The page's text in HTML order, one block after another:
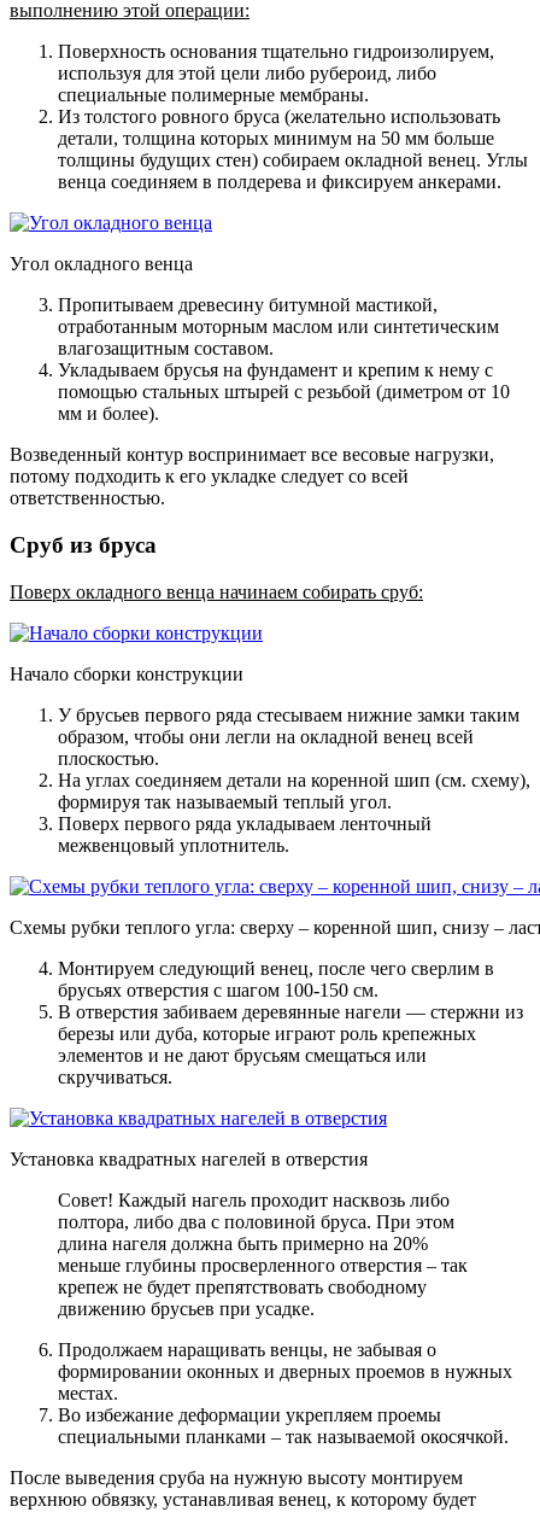
выполнению этой операции:
Поверхность основания тщательно гидроизолируем,
используя для этой цели либо рубероид, либо
специальные полимерные мембраны.
Из толстого ровного бруса (желательно использовать
детали, толщина которых минимум на 50 мм больше
толщины будущих стен) собираем окладной венец. Углы
венца соединяем в полдерева и фиксируем анкерами.
Угол окладного венца
Пропитываем древесину битумной мастикой,
отработанным моторным маслом или синтетическим
влагозащитным составом.
Укладываем брусья на фундамент и крепим к нему с
помощью стальных штырей с резьбой (диметром от 10
мм и более).
Возведенный контур воспринимает все весовые нагрузки,
потому подходить к его укладке следует со всей
ответственностью.
Сруб из бруса
Поверх окладного венца начинаем собирать сруб:
Начало сборки конструкции
У брусьев первого ряда стесываем нижние замки таким
образом, чтобы они легли на окладной венец всей
плоскостью.
На углах соединяем детали на коренной шип (см. схему),
формируя так называемый теплый угол.
Поверх первого ряда укладываем ленточный
межвенцовый уплотнитель.
Схемы рубки теплого угла: сверху – коренной шип, снизу –
Монтируем следующий венец, после чего сверлим в
брусьях отверстия с шагом 100-150 см.
В отверстия забиваем деревянные нагели — стержни из
березы или дуба, которые играют роль крепежных
элементов и не дают брусьям смещаться или
скручиваться.
Установка квадратных нагелей в отверстия
Совет! Каждый нагель проходит насквозь либо
полтора, либо два с половиной бруса. При этом
длина нагеля должна быть примерно на 20%
меньше глубины просверленного отверстия – так
крепеж не будет препятствовать свободному
движению брусьев при усадке.
Продолжаем наращивать венцы, не забывая о
формировании оконных и дверных проемов в нужных
местах.
Во избежание деформации укрепляем проемы
специальными планками – так называемой окосячкой.
После выведения сруба на нужную высоту монтируем
верхнюю обвязку, устанавливая венец, к которому будет